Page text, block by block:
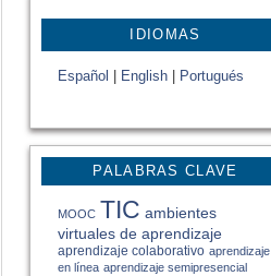
IDIOMAS
Español English Portugués
PALABRAS CLAVE
MOOC TIC ambientes
virtuales de aprendizaje
aprendizaje colaborativo aprendizaje
en línea aprendizaje semipresencial